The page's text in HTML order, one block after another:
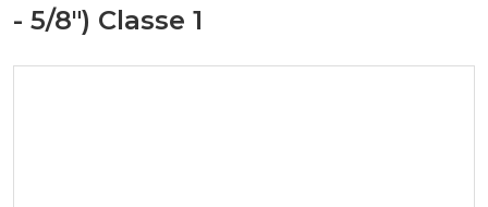
- 5/8") Classe 1